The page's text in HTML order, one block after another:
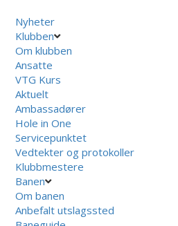
Nyheter
Klubben
Om klubben
Ansatte
VTG Kurs
Aktuelt
Ambassadører
Hole in One
Servicepunktet
Vedtekter og protokoller
Klubbmestere
Banen
Om banen
Anbefalt utslagssted